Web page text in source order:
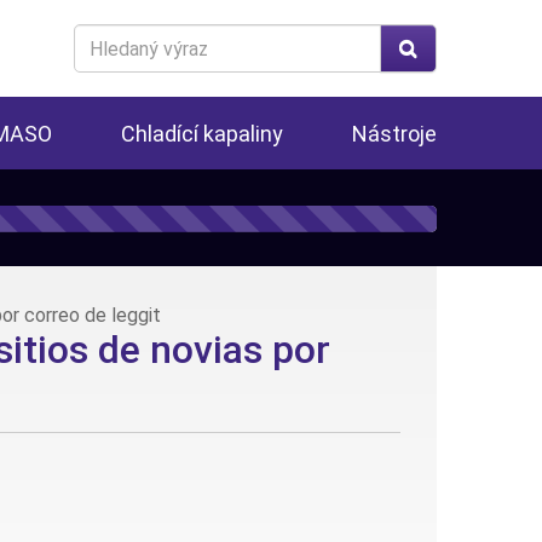
Search
for
Chladící kapaliny Nástroje
correo de leggit
de novias por